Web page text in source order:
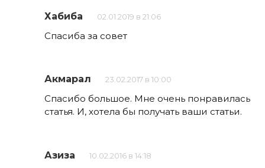
Хабиба 02.01.2019 в 21:06
Спасиба за совет
Акмарал 23.02.2017 в 10:00
Спасибо большое. Мне очень понравилась
статья. И, хотела бы получать ваши статьи.
Азиза 10.02.2016 в 14:18